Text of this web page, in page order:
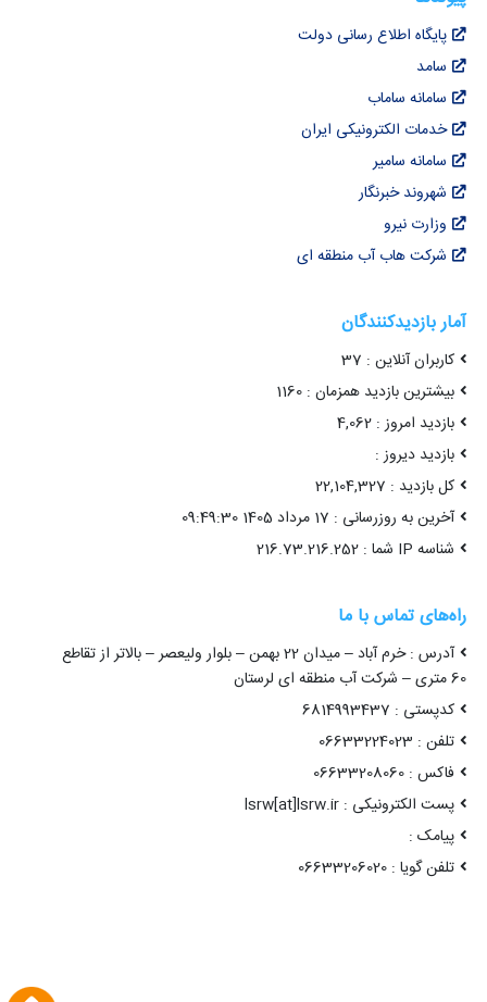
پایگاه اطلاع رسانی دولت
سامد
سامانه ساماب
خدمات الکترونیکی ایران
سامانه سامیر
شهروند خبرنگار
وزارت نیرو
شرکت هاب آب منطقه ای
آمار بازدیدکنندگان
کاربران آنلاین : 37
بیشترین بازدید همزمان : 1160
بازدید امروز : 4,062
بازدید دیروز :
کل بازدید : 22,104,327
آخرین به روزرسانی : 17 مرداد 1405 09:49:30
شناسه IP شما : 216.73.216.252
راه‌های تماس با ما
آدرس : خرم آباد – میدان 22 بهمن – بلوار ولیعصر – بالاتر از تقاطع
60 متری – شرکت آب منطقه ای لرستان
کدپستی : 6814993437
تلفن : 06633224023
فاکس : 06633208060
پست الکترونیکی : lsrw[at]lsrw.ir
پیامک :
تلفن گویا : 06633206020